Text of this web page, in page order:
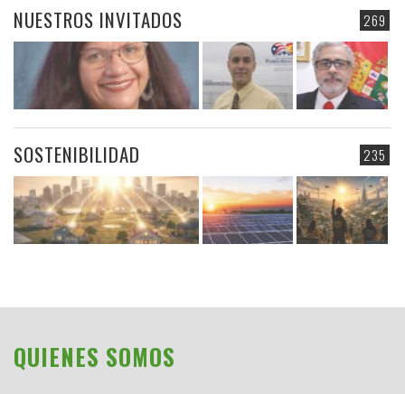
269
NUESTROS INVITADOS
235
SOSTENIBILIDAD
QUIENES SOMOS